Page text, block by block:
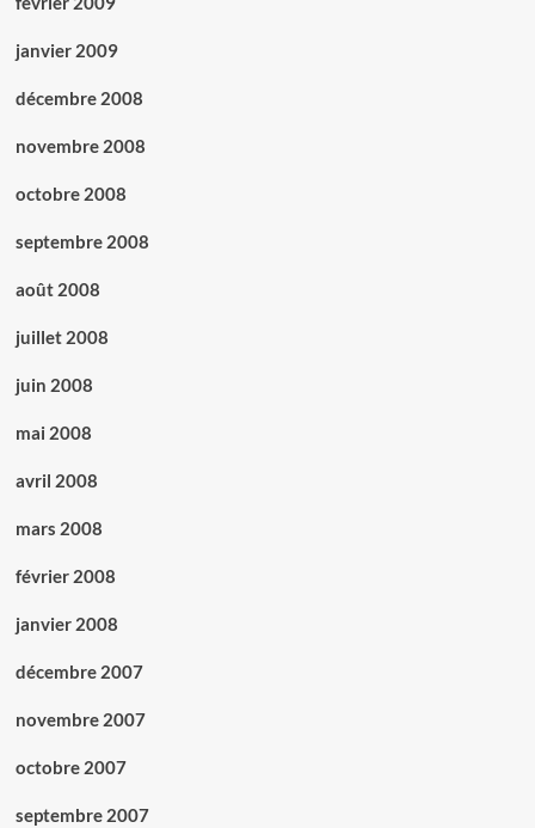
janvier 2009
décembre 2008
novembre 2008
octobre 2008
septembre 2008
août 2008
juillet 2008
juin 2008
mai 2008
avril 2008
mars 2008
février 2008
janvier 2008
décembre 2007
novembre 2007
octobre 2007
septembre 2007